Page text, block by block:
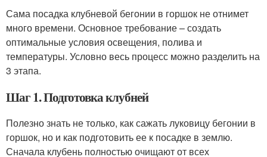
Сама посадка клубневой бегонии в горшок не отнимет
много времени. Основное требование – создать
оптимальные условия освещения, полива и
температуры. Условно весь процесс можно разделить на
3 этапа.
Шаг 1. Подготовка клубней
Полезно знать не только, как сажать луковицу бегонии в
горшок, но и как подготовить ее к посадке в землю.
Сначала клубень полностью очищают от всех